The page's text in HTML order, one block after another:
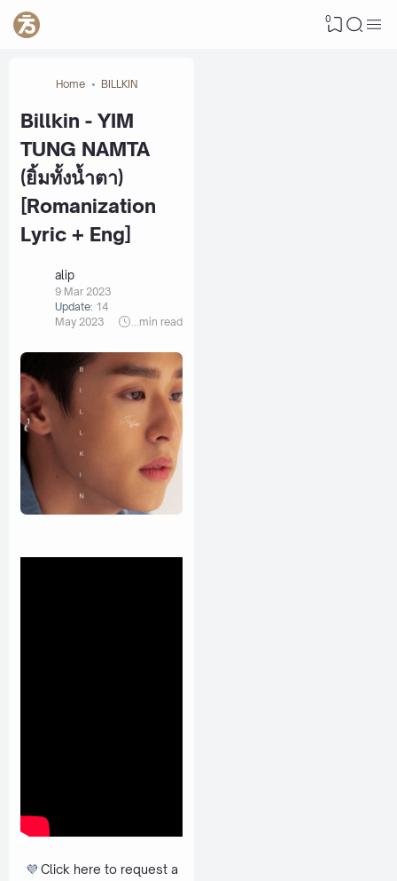
0
Home BILLKIN
Billkin - YIM
TUNG NAMTA
(ยิ้มทั้งน้ำตา)
[Romanization
Lyric + Eng]
alip
9 Mar 2023
Update: 14
May 2023
min read
💜 Click here to request a